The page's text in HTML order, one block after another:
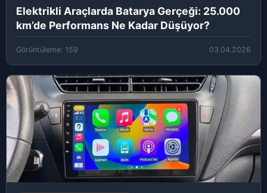
Elektrikli Araçlarda Batarya Gerçeği: 25.000
km’de Performans Ne Kadar Düşüyor?
Görüntüleme: 159 03.04.2026